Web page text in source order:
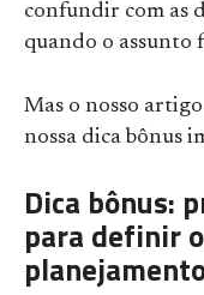
confundir com as
quando o
Mas o nosso
nossa dica bônus
Dica bônus:
para definir